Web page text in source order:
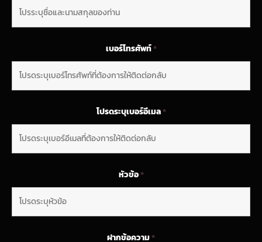
เบอร์โทรศัพท์*
โปรดระบุเบอร์อีเมล*
หัวข้อ*
ฝากข้อความ*